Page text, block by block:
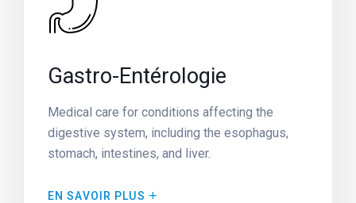
OK
Gastro-Entérologie
Medical care for conditions affecting the
digestive system, including the esophagus,
stomach, intestines, and liver.
EN SAVOIR PLUS